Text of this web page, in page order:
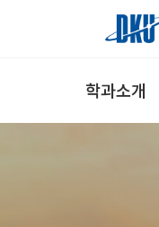
Skip to Main Content
학과소개